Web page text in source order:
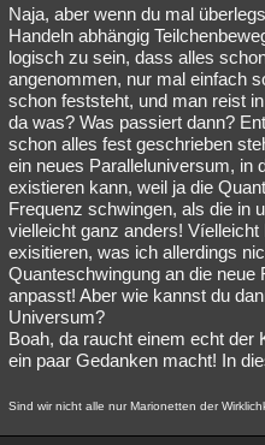
Naja, aber wenn du mal
Handeln abhängig
logisch zu sein, dass alles
angenommen, nur mal einfach
schon feststeht, und man reist
da was? Was passiert dann?
schon alles fest geschrieben
ein neues Paralleluniversum, in
existieren kann, weil ja die
Frequenz schwingen, als die in
vielleicht ganz anders!
exisitieren, was ich allerdings
Quanteschwingung an die
anpasst! Aber wie kannst du
Universum?
Boah, da raucht einem echt der
ein paar Gedanken macht! In
Sind wir nicht alle nur Marionetten der